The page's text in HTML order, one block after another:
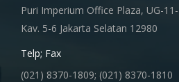
Puri Imperium Office Plaza, UG-
Kav. 5-6 Jakarta Selatan 12980
Telp; Fax
(021) 8370-1809; (021) 8370-1810